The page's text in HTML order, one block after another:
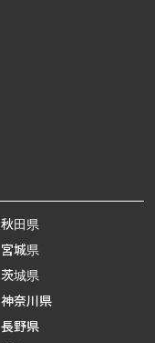
秋田県
宮城県
茨城県
神奈川県
長野県